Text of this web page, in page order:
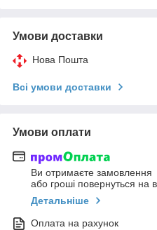
Умови доставки
Нова Пошта
Всі умови доставки
Умови оплати
Ви отримаєте замовлення
або гроші повернуться на
Детальніше
Оплата на рахунок